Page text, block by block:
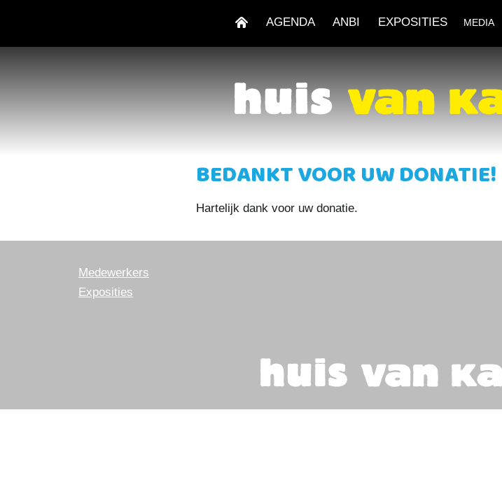
AGENDA ANBI EXPOSITIES MEDIA
BEDANKT VOOR UW DONATIE!
Hartelijk dank voor uw donatie.
Medewerkers
Exposities